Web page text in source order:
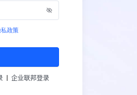
私政策
| 企业联邦登录